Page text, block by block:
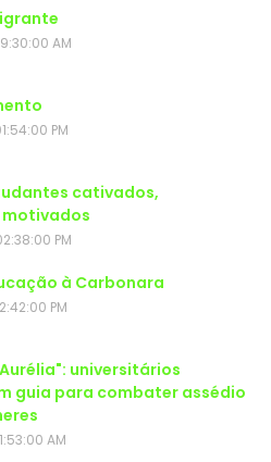
AM
PM
cativados,
PM
à Carbonara
PM
universitários
guia para combater assédio
AM